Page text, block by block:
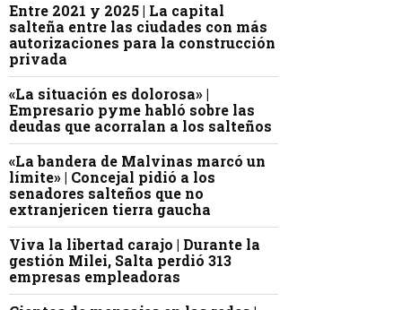
Entre 2021 y 2025 | La capital
salteña entre las ciudades con más
autorizaciones para la construcción
privada
«La situación es dolorosa» |
Empresario pyme habló sobre las
deudas que acorralan a los salteños
«La bandera de Malvinas marcó un
límite» | Concejal pidió a los
senadores salteños que no
extranjericen tierra gaucha
Viva la libertad carajo | Durante la
gestión Milei, Salta perdió 313
empresas empleadoras